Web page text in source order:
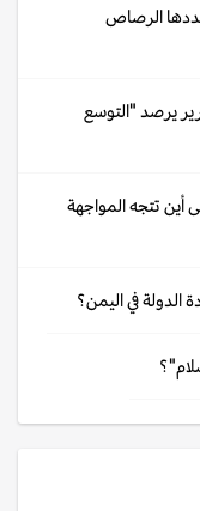
الرصاص
يرصد "التوسع
أين تتجه المواجهة
في اليمن؟